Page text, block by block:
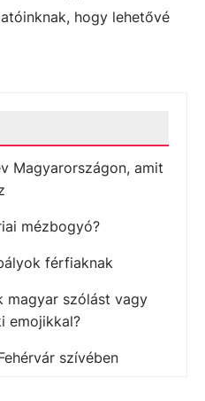
hogy lehetővé
Magyarországon, amit
mézbogyó?
férfiaknak
magyar szólást vagy
emojikkal?
szívében